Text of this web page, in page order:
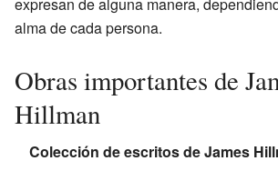
expresan de alguna manera,
alma de cada persona.
Obras importantes de
Hillman
Colección de escritos de James